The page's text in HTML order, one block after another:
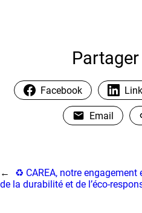
Partager
Facebook
Email
←
♻️ CAREA, notre engagement
de la durabilité et de l’éco-